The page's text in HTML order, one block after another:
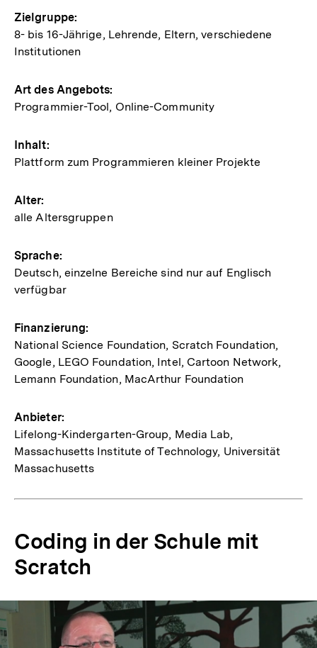
Zielgruppe:
8- bis 16-Jährige, Lehrende, Eltern, verschiedene
Institutionen
Art des Angebots:
Programmier-Tool, Online-Community
Inhalt:
Plattform zum Programmieren kleiner Projekte
Alter:
alle Altersgruppen
Sprache:
Deutsch, einzelne Bereiche sind nur auf Englisch
verfügbar
Finanzierung:
National Science Foundation, Scratch Foundation,
Google, LEGO Foundation, Intel, Cartoon Network,
Lemann Foundation, MacArthur Foundation
Anbieter:
Lifelong-Kindergarten-Group, Media Lab,
Massachusetts Institute of Technology, Universität
Massachusetts
Coding in der Schule mit
Scratch